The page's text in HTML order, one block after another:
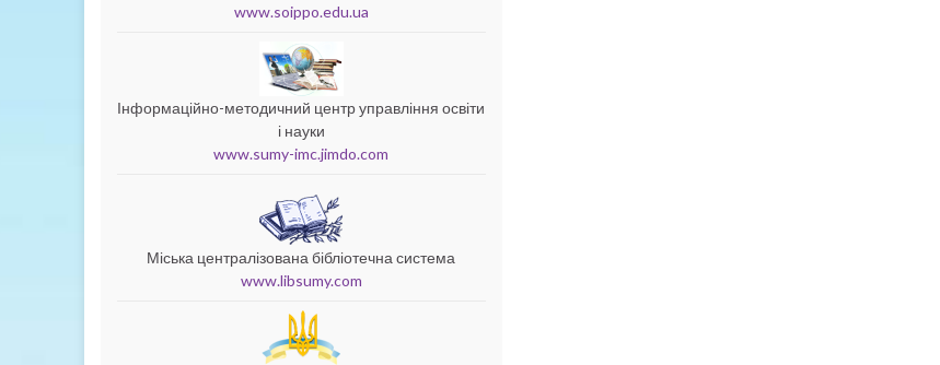
www.soippo.edu.ua
Інформаційно-методичний центр управління освіти
і науки
www.sumy-imc.jimdo.com
Міська централізована бібліотечна система
www.libsumy.com